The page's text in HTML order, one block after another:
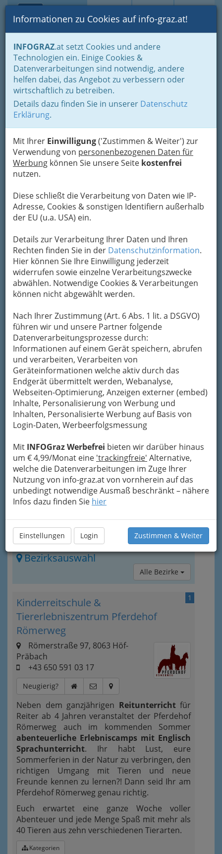
Suche Login Toggle
Informationen zu Cookies auf info-graz.at!
INFOGRAZ.at setzt Cookies und andere
Technologien ein. Einige Cookies &
Datenverarbeitungen sind notwendig, andere
helfen dabei, das Angebot zu verbessern oder
wirtschaftlich zu betreiben.
Details dazu finden Sie in unserer Datenschutz
Erklärung.
Mit Ihrer Einwilligung('Zustimmen & Weiter') zur
Verwendung von personenbezogenen Daten für
Werbung können Sie unsere Seite kostenfrei
nutzen.
Diese schließt die Verarbeitung von Daten wie IP-
Adresse, Cookies & sonstigen Identifiern außerhalb
der EU (u.a. USA) ein.
Details zur Verarbeitung Ihrer Daten und Ihren
Rechten finden Sie in der Datenschutzinformation.
Hier können Sie Ihre Einwilligung jederzeit
widerrufen sowie einzelne Verarbeitungszwecke
abwählen. Notwendige Cookies & Verarbeitungen
können nicht abgewählt werden.
Nach Ihrer Zustimmung (Art. 6 Abs. 1 lit. a DSGVO)
führen wir und unsere Partner folgende
Datenverarbeitungsprozesse durch:
Informationen auf einem Gerät speichern, abrufen
und verarbeiten, Verarbeiten von
Geräteinformationen welche aktiv durch das
Endgerät übermittelt werden, Webanalyse,
Webseiten-Optimierung, Anzeigen externer (embed)
Inhalte, Personalisierung von Werbung und
Inhalten, Personalisierte Werbung auf Basis von
Login-Daten, Werbeerfolgsmessung
Mit INFOGraz Werbefrei bieten wir darüber hinaus
um € 4,99/Monat eine 'trackingfreie' Alternative,
welche die Datenverarbeitungen im Zuge Ihrer
Nutzung von info-graz.at von vornherein auf das
unbedingt notwendige Ausmaß beschränkt – nähere
Infos dazu finden Sie hier
Einstellungen Login Zustimmen & Weiter
Home Lebens-Guide
Nachwuchs, Eltern - Familien
Rund ums Lernen - Lerntypen, Lernmethoden
Feriencamps für Kinder und Jugendliche
Anbieter von Feriencamps
für Kinder - Kontaktdaten
Das Angebot für Kinder und
Jugendliche ist riesig und
vielfältig.
Hier finden Sie
Bei den Feriencamps von heute kann man dem
Typ bzw. den Bedürfnissen des Kindes gerecht
werden. Unter dem Motto: Unvergessliche
wieso das Angebot immer umfangreicher und
größer wird. Und auch preislich verkraftbar - vor
allem, wenn man bedenkt, dassVerpflegung,
Sportangebot bzw. das Lernprogramm inkl.
Betreuung inkludiertsind.
Förderungen, über die
Ihnen auch die Anbieter gerne Auskunft geben
bzw. auch behilflich sind, diese zu beantragen,
können den Preis auch noch senken.
Angefangen vonSportcamps,
Abenteuercamps, Musicalcamps bis zu
Lerncamps, Camps zum Abnehmen oder auch
auch das Richtige fürs ihr/sein Kind.
Professionelle Kinderbetreuung , attraktive
Rahmen- und Sportprogramme, Verpflegung
und ausgesuchte Ferienorte geben auch den
Eltern die
Sicherheit, dass die Kinder gut
aufgehoben sind.
Bezirksauswahl
Alle Bezirke
1
Kinderreitschule &
Tiererlebniszentrum Pferdehof
Römerweg
Römerstraße 97, 8063 Höf-
Präbach
+43 650 591 03 17
Neugierig?
Neben dem ganzjährigen Reitunterricht für
Reiter ab 4 Jahren veranstaltet der Pferdehof
Römerweg auch im kommenden Sommer
abenteuerliche Erlebniscamps mit Englisch
Sprachunterricht. Ihr habt Lust, eure
Sommerferien in der Natur zu verbringen, den
richtigen Umgang mit Tieren und neue
Freunde kennen zu lernen?! Dann seid Ihr am
Pferdehof Römerweg genau richtig.
Euch erwartet eine ganze Woche voller
Abenteuer und jede Menge Spaß mit mehr als
40 Tieren aus zehn verschiedenen Tierarten.
Kategorien